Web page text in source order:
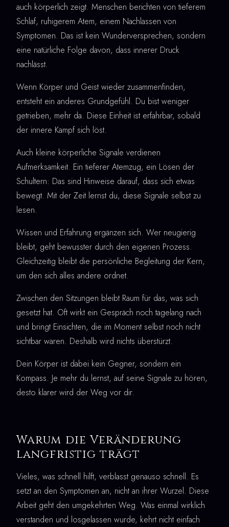
auch körperlich zeigt. Menschen berichten von tieferem
Schlaf, ruhigerem Atem, einem Nachlassen von
Symptomen. Das ist kein Wunderversprechen, sondern
eine natürliche Folge davon, dass innerer Druck
nachlässt.
Wenn Körper und Geist wieder zusammenfinden,
entsteht ein anderes Grundgefühl. Du bist weniger
getrieben, mehr da. Diese Einheit ist erfahrbar, sobald
der innere Kampf sich löst.
Auch kleine körperliche Signale verdienen
Aufmerksamkeit. Ein tieferer Atemzug, ein Lösen der
Schultern: Das sind Hinweise darauf, dass sich etwas
bewegt. Mit der Zeit lernst du, diese Signale selbst zu
lesen.
Wissen und Erfahrung ergänzen sich. Wer neugierig
bleibt, geht bewusster durch den eigenen Prozess.
Gleichzeitig bleibt die persönliche Begleitung der Kern,
um den sich alles andere ordnet.
Zwischen den Sitzungen bleibt Raum für das, was sich
gesetzt hat. Oft wirkt ein Gespräch noch tagelang nach
und bringt Einsichten, die im Moment selbst noch nicht
sichtbar waren. Deshalb wird nichts überstürzt.
Dein Körper ist dabei kein Gegner, sondern ein
Kompass. Je mehr du lernst, auf seine Signale zu hören,
desto klarer wird der Weg vor dir.
Warum die Veränderung
langfristig trägt
Vieles, was schnell hilft, verblasst genauso schnell. Es
setzt an den Symptomen an, nicht an ihrer Wurzel. Diese
Arbeit geht den umgekehrten Weg. Was einmal wirklich
verstanden und losgelassen wurde, kehrt nicht einfach